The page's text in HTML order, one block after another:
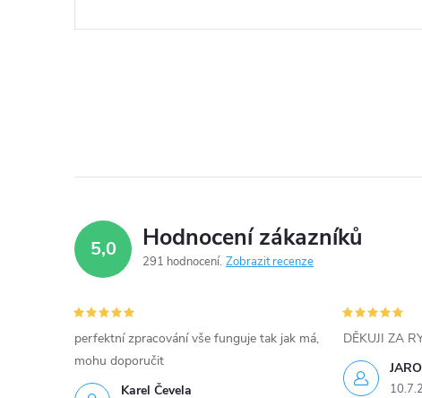
5,0 Hodnocení zákazníků
291 hodnocení Zobrazit recenze
Karel Čevela
perfektní zpracování vše funguje tak jak má,
mohu doporučit
DĚKUJI ZA